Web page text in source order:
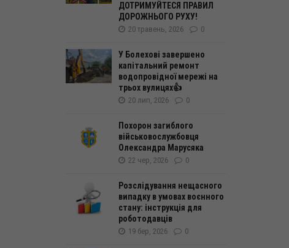
ДОТРИМУЙТЕСЯ ПРАВИЛ
ДОРОЖНЬОГО РУХУ!
20 травень, 2026 0
У Болехові завершено
капітальний ремонт
водопровідної мережі на
трьох вулицях👍
20 лип, 2026 0
Похорон загиблого
військовослужбовця
Олександра Марусяка
22 чер, 2026 0
Розслідування нещасного
випадку в умовах воєнного
стану: інструкція для
роботодавців
19 бер, 2026 0